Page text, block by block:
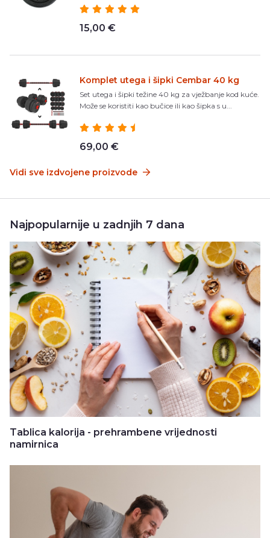
15,00 €
Komplet utega i šipki Cembar 40 kg
Set utega i šipki težine 40 kg za vježbanje kod kuće.
Može se koristiti kao bučice ili kao šipka s u...
69,00 €
Vidi sve izdvojene proizvode
Najpopularnije u zadnjih 7 dana
Tablica kalorija - prehrambene vrijednosti
namirnica